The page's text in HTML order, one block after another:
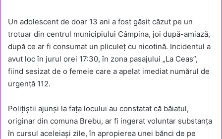
Un adolescent de doar 13 ani a fost găsit căzut pe un
trotuar din centrul municipiului Câmpina, joi după-amiază,
după ce ar fi consumat un pliculeț cu nicotină. Incidentul a
avut loc în jurul orei 17:30, în zona pasajului „La Ceas”,
fiind sesizat de o femeie care a apelat imediat numărul de
urgență 112.
Polițiștii ajunși la fața locului au constatat că băiatul,
originar din comuna Brebu, ar fi ingerat voluntar substanța
în cursul aceleiași zile, în apropierea unei bănci de pe